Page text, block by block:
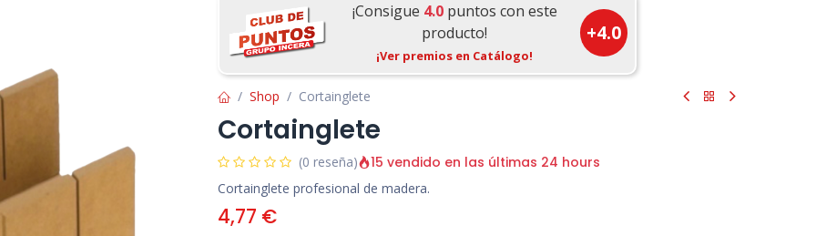
¡Consigue 4.0puntos con este
producto!
¡Ver premios en Catálogo!
+4.0
Shop Cortainglete
Cortainglete
(0 reseña) 15 vendido en las últimas 24 hours
Cortainglete profesional de madera.
4,77 €